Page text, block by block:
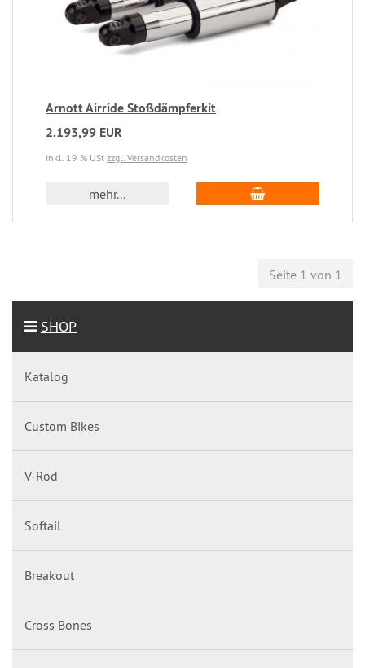
Arnott Airride Stoßdämpferkit
2.193,99 EUR
inkl. 19 % USt zzgl. Versandkosten
mehr...
Seite 1 von 1
SHOP
Katalog
Custom Bikes
V-Rod
Softail
Breakout
Cross Bones